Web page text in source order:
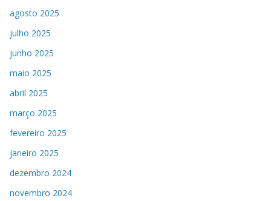
agosto 2025
julho 2025
junho 2025
maio 2025
abril 2025
março 2025
fevereiro 2025
janeiro 2025
dezembro 2024
novembro 2024